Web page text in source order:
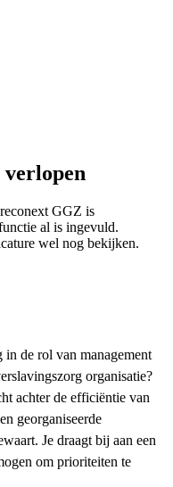
verlopen
GGZ is
al is ingevuld.
wel nog bekijken.
de rol van management
organisatie?
achter de efficiëntie van
georganiseerde
Je draagt bij aan een
om prioriteiten te